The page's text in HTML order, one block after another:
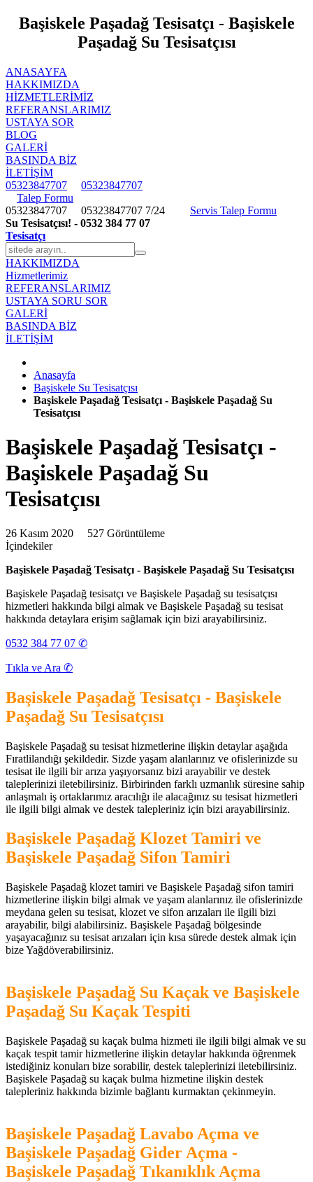
Başiskele Paşadağ Tesisatçı - Başiskele
Paşadağ Su Tesisatçısı
ANASAYFA
HAKKIMIZDA
HIZMETLERIMIZ
REFERANSLARIMIZ
USTAYA SOR
BLOG
GALERİ
BASINDA BİZ
İLETİŞİM
05323847707
05323847707
Talep Formu
05323847707 05323847707 7/24
Servis Talep Formu
Su Tesisatçısı! - 0532 384 77 07
Tesisatçı
HAKKIMIZDA
Hizmetlerimiz
REFERANSLARIMIZ
USTAYA SORU SOR
GALERİ
BASINDA BİZ
İLETİŞİM
Anasayfa
Başiskele Su Tesisatçısı
Başiskele Paşadağ Tesisatçı - Başiskele Paşadağ Su
Tesisatçısı
Başiskele Paşadağ Tesisatçı -
Başiskele Paşadağ Su
Tesisatçısı
26 Kasım 2020 527 Görüntüleme
İçindekiler
Başiskele Paşadağ Tesisatçı - Başiskele Paşadağ Su Tesisatçısı
Başiskele Paşadağ tesisatçı ve Başiskele Paşadağ su tesisatçısı
hizmetleri hakkında bilgi almak ve Başiskele Paşadağ su tesisat
hakkında detaylara erişim sağlamak için bizi arayabilirsiniz.
0532 384 77 07 ✆
Tıkla ve Ara ✆
Başiskele Paşadağ Tesisatçı - Başiskele
Paşadağ Su Tesisatçısı
Başiskele Paşadağ su tesisat hizmetlerine ilişkin detaylar aşağıda
Fıratlilandığı şekildedir. Sizde yaşam alanlarınız ve ofislerinizde su
tesisat ile ilgili bir arıza yaşıyorsanız bizi arayabilir ve destek
taleplerinizi iletebilirsiniz. Birbirinden farklı uzmanlık süresine sahip
anlaşmalı iş ortaklarımız aracılığı ile alacağınız su tesisat hizmetleri
ile ilgili bilgi almak ve destek talepleriniz için bizi arayabilirsiniz.
Başiskele Paşadağ Klozet Tamiri ve
Başiskele Paşadağ Sifon Tamiri
Başiskele Paşadağ klozet tamiri ve Başiskele Paşadağ sifon tamiri
hizmetlerine ilişkin bilgi almak ve yaşam alanlarınız ile ofislerinizde
meydana gelen su tesisat, klozet ve sifon arızaları ile ilgili bizi
arayabilir, bilgi alabilirsiniz. Başiskele Paşadağ bölgesinde
yaşayacağınız su tesisat arızaları için kısa sürede destek almak için
bize Yağdöverabilirsiniz.
Başiskele Paşadağ Su Kaçak ve Başiskele
Paşadağ Su Kaçak Tespiti
Başiskele Paşadağ su kaçak bulma hizmeti ile ilgili bilgi almak ve su
kaçak tespit tamir hizmetlerine ilişkin detaylar hakkında öğrenmek
istediğiniz konuları bize sorabilir, destek taleplerinizi iletebilirsiniz.
Başiskele Paşadağ su kaçak bulma hizmetine ilişkin destek
talepleriniz hakkında bizimle bağlantı kurmaktan çekinmeyin.
Başiskele Paşadağ Lavabo Açma ve
Başiskele Paşadağ Gider Açma -
Başiskele Paşadağ Tıkanıklık Açma